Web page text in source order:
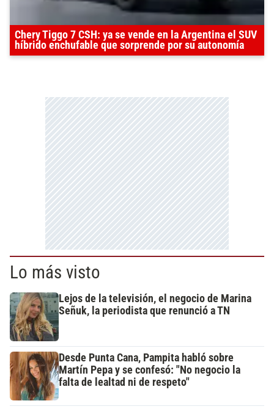
Chery Tiggo 7 CSH: ya se vende en la Argentina el SUV
híbrido enchufable que sorprende por su autonomía
Lo más visto
Lejos de la televisión, el negocio de Marina
Señuk, la periodista que renunció a TN
Desde Punta Cana, Pampita habló sobre
Martín Pepa y se confesó: "No negocio la
falta de lealtad ni de respeto"